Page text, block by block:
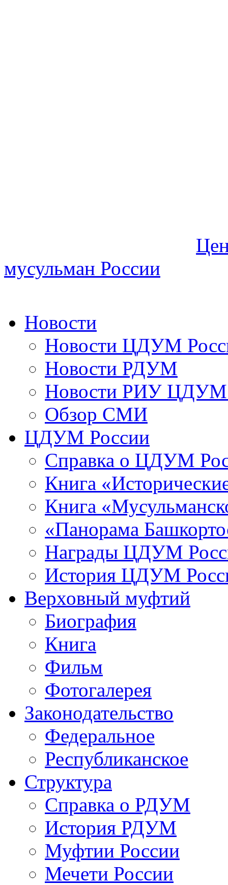
мусульман России
Новости
Новости ЦДУМ
Новости РДУМ
Новости РИУ ЦДУМ
Обзор СМИ
ЦДУМ России
Справка о ЦДУМ
Книга
Книга
«Панорама
Награды ЦДУМ
История ЦДУМ
Верховный муфтий
Биография
Книга
Фильм
Фотогалерея
Законодательство
Федеральное
Республиканское
Структура
Справка о РДУМ
История РДУМ
Муфтии России
Мечети России